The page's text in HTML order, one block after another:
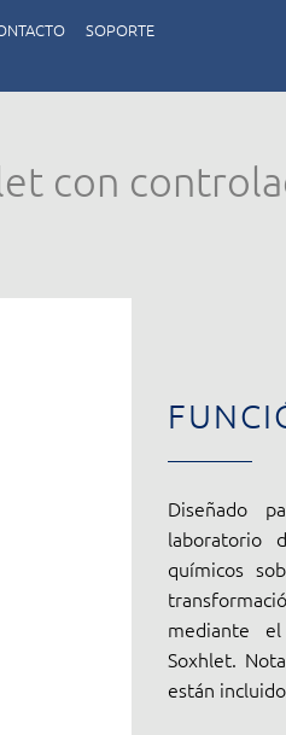
SOPORTE
con
Diseñado
laboratorio
químicos
mediante
Soxhlet.
están